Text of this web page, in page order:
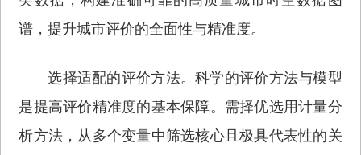
谱，提升城市评价的全面性与精准度。
选择适配的评价方法。科学的评价方法与模型
是提高评价精准度的基本保障。需择优选用计量分
析方法，从多个变量中筛选核心且极具代表性的关